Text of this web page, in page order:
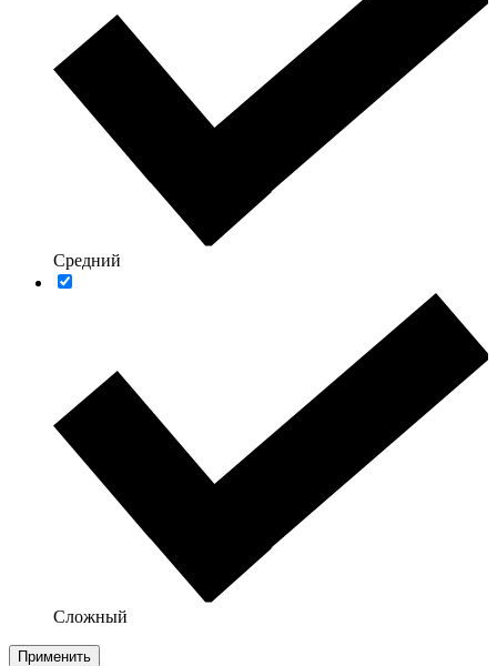
Средний
Сложный
Применить